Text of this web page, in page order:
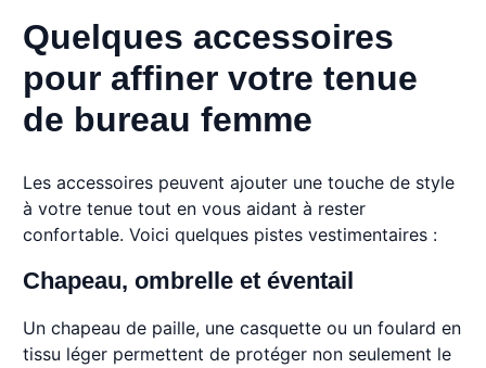
Quelques accessoires
pour affiner votre tenue
de bureau femme
Les accessoires peuvent ajouter une touche de style
à votre tenue tout en vous aidant à rester
confortable. Voici quelques pistes vestimentaires :
Chapeau, ombrelle et éventail
Un chapeau de paille, une casquette ou un foulard en
tissu léger permettent de protéger non seulement le